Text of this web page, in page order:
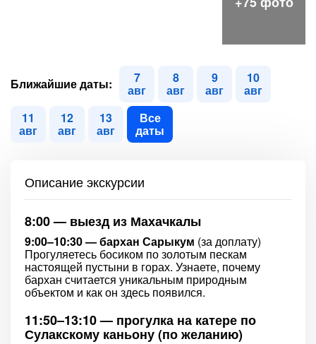
Ближайшие даты: 7
авг
8
авг
9
авг
10
авг
11
авг
12
авг
13
авг
Все
даты
Описание экскурсии
8:00 — выезд из Махачкалы
9:00–10:30 — бархан Сарыкум (за доплату)
Прогуляетесь босиком по золотым пескам
настоящей пустыни в горах. Узнаете, почему
бархан считается уникальным природным
объектом и как он здесь появился.
11:50–13:10 — прогулка на катере по
Сулакскому каньону (по желанию)